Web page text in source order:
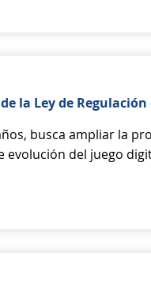
la Ley de Regulación
busca ampliar la
evolución del juego